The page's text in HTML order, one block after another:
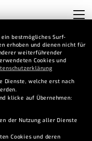
bestmögliches Surf-
erhoben und dienen nicht für
weiterführender
Cookies und
Dienste, welche erst nach
klicke auf Übernehmen:
der Nutzung aller Dienste
Cookies und deren